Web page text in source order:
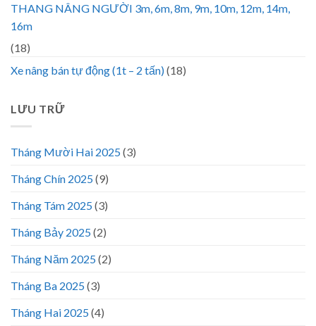
THANG NÂNG NGƯỜI 3m, 6m, 8m, 9m, 10m, 12m, 14m,
16m
(18)
Xe nâng bán tự động (1t – 2 tấn)(18)
LƯU TRỮ
Tháng Mười Hai 2025(3)
Tháng Chín 2025(9)
Tháng Tám 2025(3)
Tháng Bảy 2025(2)
Tháng Năm 2025(2)
Tháng Ba 2025(3)
Tháng Hai 2025(4)